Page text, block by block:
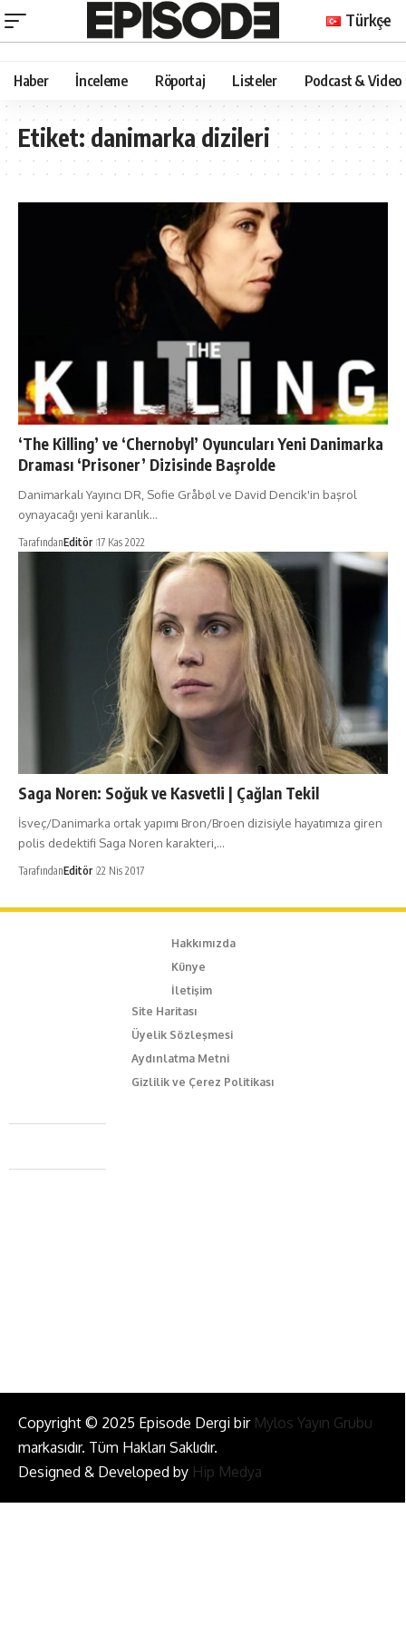
Türkçe
Haber İnceleme Röportaj Listeler Podcast & Video
Etiket:danimarka dizileri
‘The Killing’ ve ‘Chernobyl’ Oyuncuları Yeni Danimarka
Draması ‘Prisoner’ Dizisinde Başrolde
Danimarkalı Yayıncı DR, Sofie Gråbøl ve David Dencik'in başrol
oynayacağı yeni karanlık…
TarafındanEditör 17 Kas 2022
Saga Noren: Soğuk ve Kasvetli | Çağlan Tekil
İsveç/Danimarka ortak yapımı Bron/Broen dizisiyle hayatımıza giren
polis dedektifi Saga Noren karakteri,…
TarafındanEditör 22 Nis 2017
Hakkımızda
Künye
İletişim
Site Haritası
Üyelik Sözleşmesi
Aydınlatma Metni
Gizlilik ve Çerez Politikası
Caferağa Mah. Dr. Şakir Paşa Sok. No3/A Kadıköy İstanbul
+90 543 345 46 00
Copyright © 2025 Episode Dergi bir Mylos Yayın Grubu
markasıdır. Tüm Hakları Saklıdır.
Designed & Developed by Hip Medya